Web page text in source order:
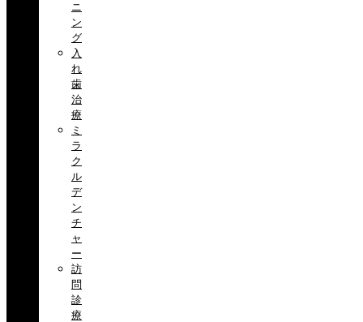
ニ
ン
グ
入
れ
歯
治
療
ミ
ラ
ク
ル
デ
ン
チ
ャ
ー
訪
問
診
療